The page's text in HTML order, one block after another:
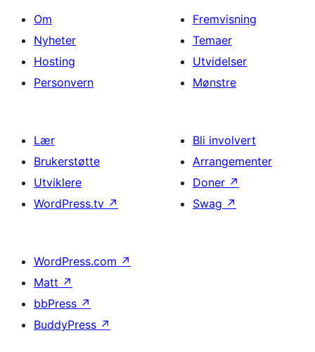
Om
Nyheter
Hosting
Personvern
Fremvisning
Temaer
Utvidelser
Mønstre
Lær
Brukerstøtte
Utviklere
WordPress.tv ↗
Bli involvert
Arrangementer
Doner ↗
Swag ↗
WordPress.com ↗
Matt ↗
bbPress ↗
BuddyPress ↗